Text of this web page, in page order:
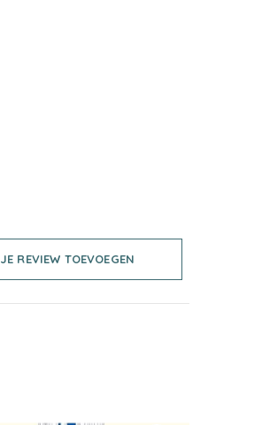
JE REVIEW TOEVOEGEN